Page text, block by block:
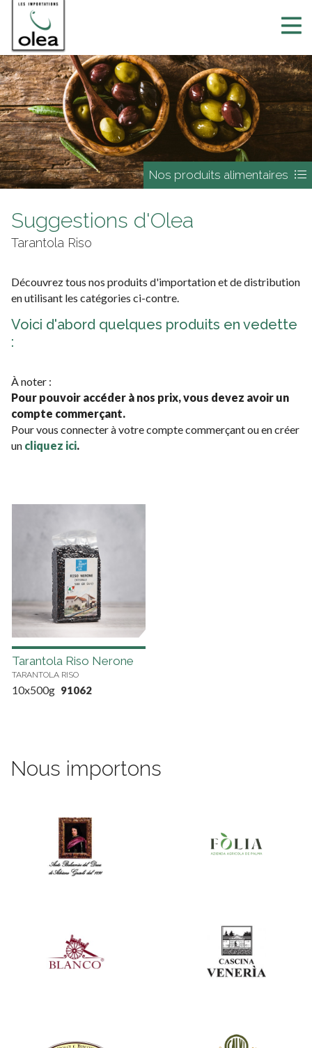
Nos produits alimentaires
Suggestions d'Olea
Tarantola Riso
Découvrez tous nos produits d'importation et de distribution
en utilisant les catégories ci-contre.
Voici d'abord quelques produits en vedette
:
À noter :
Pour pouvoir accéder à nos prix, vous devez avoir un
compte commerçant.
Pour vous connecter à votre compte commerçant ou en créer
un cliquez ici.
Tarantola Riso Nerone
TARANTOLA RISO
10x500g 91062
Nous importons